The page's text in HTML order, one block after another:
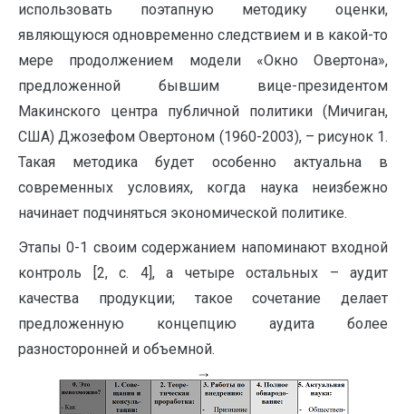
использовать поэтапную методику оценки,
являющуюся одновременно следствием и в какой-то
мере продолжением модели «Окно Овертона»,
предложенной бывшим вице-президентом
Макинского центра публичной политики (Мичиган,
США) Джозефом Овертоном (1960-2003), – рисунок 1.
Такая методика будет особенно актуальна в
современных условиях, когда наука неизбежно
начинает подчиняться экономической политике.
Этапы 0-1 своим содержанием напоминают входной
контроль [2, с. 4], а четыре остальных – аудит
качества продукции; такое сочетание делает
предложенную концепцию аудита более
разносторонней и объемной.